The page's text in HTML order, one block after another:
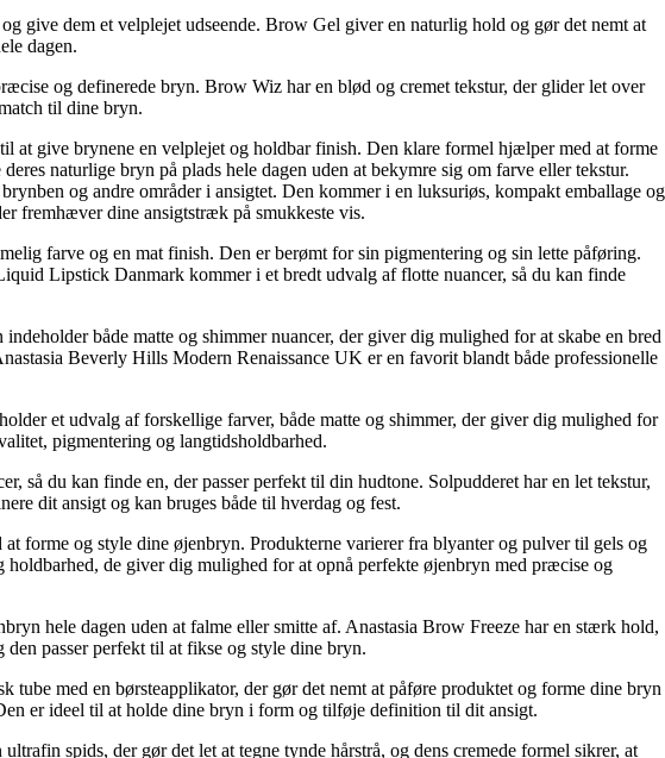
give dem et velplejet udseende. Brow Gel giver en naturlig hold og gør det nemt at
dagen.
og definerede bryn. Brow Wiz har en blød og cremet tekstur, der glider let over
til dine bryn.
at give brynene en velplejet og holdbar finish. Den klare formel hjælper med at forme
naturlige bryn på plads hele dagen uden at bekymre sig om farve eller tekstur.
og andre områder i ansigtet. Den kommer i en luksuriøs, kompakt emballage og
fremhæver dine ansigtstræk på smukkeste vis.
farve og en mat finish. Den er berømt for sin pigmentering og sin lette påføring.
Lipstick Danmark kommer i et bredt udvalg af flotte nuancer, så du kan finde
både matte og shimmer nuancer, der giver dig mulighed for at skabe en bred
Beverly Hills Modern Renaissance UK er en favorit blandt både professionelle
et udvalg af forskellige farver, både matte og shimmer, der giver dig mulighed for
pigmentering og langtidsholdbarhed.
så du kan finde en, der passer perfekt til din hudtone. Solpudderet har en let tekstur,
dit ansigt og kan bruges både til hverdag og fest.
forme og style dine øjenbryn. Produkterne varierer fra blyanter og pulver til gels og
de giver dig mulighed for at opnå perfekte øjenbryn med præcise og
hele dagen uden at falme eller smitte af. Anastasia Brow Freeze har en stærk hold,
passer perfekt til at fikse og style dine bryn.
med en børsteapplikator, der gør det nemt at påføre produktet og forme dine bryn
er ideel til at holde dine bryn i form og tilføje definition til dit ansigt.
spids, der gør det let at tegne tynde hårstrå, og dens cremede formel sikrer, at